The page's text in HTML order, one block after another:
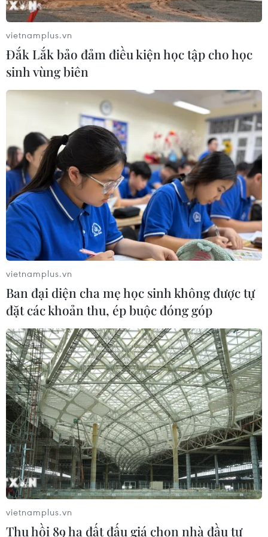
04/08/2026 04:13
Máy bay chở khách nội địa đầu tiên
của Nga hoàn tất chuyến bay thử
nghiệm
Bí mật sau những chung cư không
niên hạn ở Pháp
04/08/2026 01:03
Ukraine tiếp tục dội UAV vào
kho hàng của nền tảng bán lẻ lớn tại
Nga
03/08/2026 15:02
thống nhất' về biên giới
03/08/2026 14:35
Xem thêm
Tổng Biên tập: TRẦN TIẾN DUẨN
vietnamplus.vn
Đắk Lắk bảo đảm điều kiện học tập cho học
sinh vùng biên
vietnamplus.vn
Ban đại diện cha mẹ học sinh không được tự
đặt các khoản thu, ép buộc đóng góp
vietnamplus.vn
Thu hồi 89 ha đất đấu giá chọn nhà đầu tư